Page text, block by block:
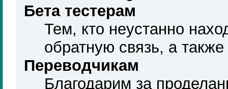
Бета тестерам
Тем, кто неустанно
обратную связь, а
Переводчикам
Благодарим за